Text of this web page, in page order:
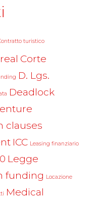
turistico
Corte
D. Lgs.
Deadlock
clauses
ICC Leasing finanziario
Legge
funding Locazione
Medical